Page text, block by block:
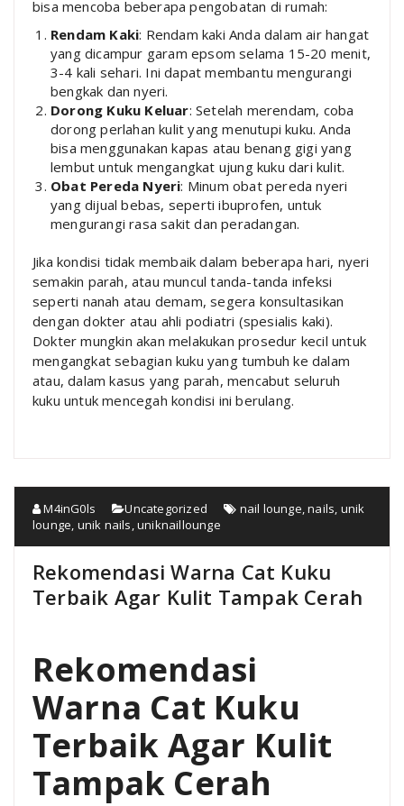
bisa mencoba beberapa pengobatan di rumah:
Rendam Kaki: Rendam kaki Anda dalam air hangat
yang dicampur garam epsom selama 15-20 menit,
3-4 kali sehari. Ini dapat membantu mengurangi
bengkak dan nyeri.
Dorong Kuku Keluar: Setelah merendam, coba
dorong perlahan kulit yang menutupi kuku. Anda
bisa menggunakan kapas atau benang gigi yang
lembut untuk mengangkat ujung kuku dari kulit.
Obat Pereda Nyeri: Minum obat pereda nyeri
yang dijual bebas, seperti ibuprofen, untuk
mengurangi rasa sakit dan peradangan.
Jika kondisi tidak membaik dalam beberapa hari, nyeri
semakin parah, atau muncul tanda-tanda infeksi
seperti nanah atau demam, segera konsultasikan
dengan dokter atau ahli podiatri (spesialis kaki).
Dokter mungkin akan melakukan prosedur kecil untuk
mengangkat sebagian kuku yang tumbuh ke dalam
atau, dalam kasus yang parah, mencabut seluruh
kuku untuk mencegah kondisi ini berulang.
M4inG0ls Uncategorized nail lounge ,nails unik
lounge unik nails ,uniknaillounge
Rekomendasi Warna Cat Kuku
Terbaik Agar Kulit Tampak Cerah
Rekomendasi
Warna Cat Kuku
Terbaik Agar Kulit
Tampak Cerah